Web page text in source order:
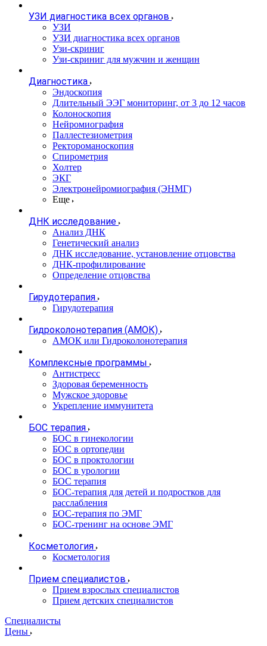
УЗИ диагностика всех органов
УЗИ
УЗИ диагностика всех органов
Узи-скриниг
Узи-скриниг для мужчин и женщин
Диагностика
Эндоскопия
Длительный ЭЭГ мониторинг, от 3 до 12 часов
Колоноскопия
Нейромиография
Паллестезиометрия
Ректороманоскопия
Спирометрия
Холтер
ЭКГ
Электронейромиография (ЭНМГ)
Еще
ДНК исследование
Анализ ДНК
Генетический анализ
ДНК исследование, установление отцовства
ДНК-профилирование
Определение отцовства
Гирудотерапия
Гирудотерапия
Гидроколонотерапия (АМОК)
АМОК или Гидроколонотерапия
Комплексные программы
Антистресс
Здоровая беременность
Мужское здоровье
Укрепление иммунитета
БОС терапия
БОС в гинекологии
БОС в ортопедии
БОС в проктологии
БОС в урологии
БОС терапия
БОС-терапия для детей и подростков для
расслабления
БОС-терапия по ЭМГ
БОС-тренинг на основе ЭМГ
Косметология
Косметология
Прием специалистов
Прием взрослых специалистов
Прием детских специалистов
Специалисты
Цены